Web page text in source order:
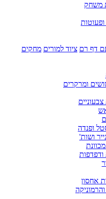
משחק
ופעוטות
דף רם ציוד למורים מחקים
ומרקרים
ופנדה
ושות'
אחסון